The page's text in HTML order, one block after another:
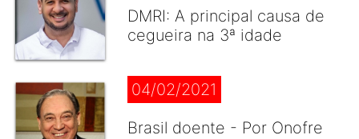
DMRI: A principal causa de
cegueira na 3ª idade
04/02/2021
Brasil doente - Por Onofre